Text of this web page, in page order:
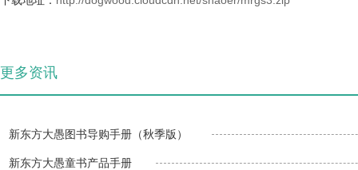
更多资讯
新东方大愚图书导购手册（秋季版）
新东方大愚童书产品手册